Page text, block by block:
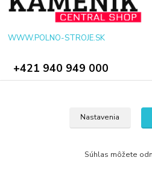
WWW.POLNO-STROJE.SK
+421 940 949 000
Nastavenia
Súhlas môžete